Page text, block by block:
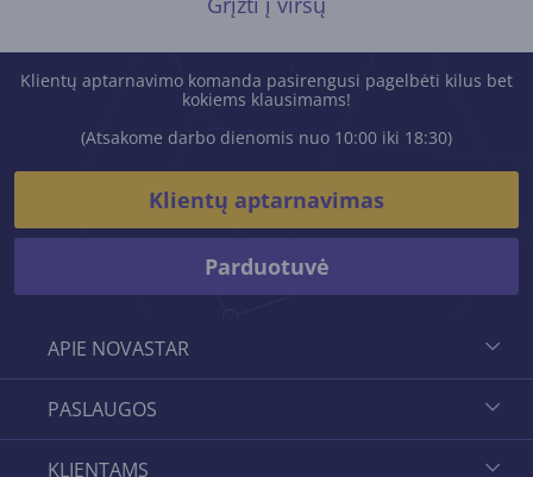
APIE NOVASTAR
PASLAUGOS
KLIENTAMS
Klientų aptarnavimo komanda pasirengusi pagelbėti kilus bet
kokiems klausimams!
(Atsakome darbo dienomis nuo 10:00 iki 18:30)
Klientų aptarnavimas
Parduotuvė